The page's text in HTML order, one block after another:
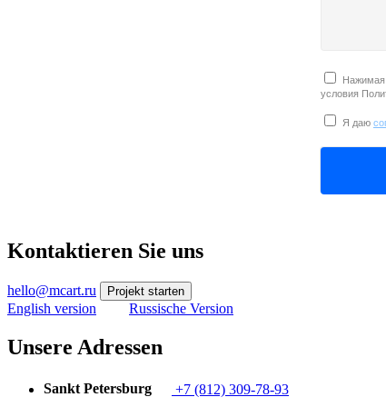
Нажимая
условия
Я даю
Kontaktieren Sie uns
hello@mcart.ru Projekt starten
English version Russische Version
Unsere Adressen
Sankt Petersburg +7 (812) 309-78-93